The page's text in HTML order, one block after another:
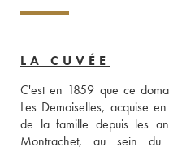
LA CUVÉE
C'est en 1859 que ce
Les Demoiselles, acquise
de la famille depuis les
Montrachet, au sein